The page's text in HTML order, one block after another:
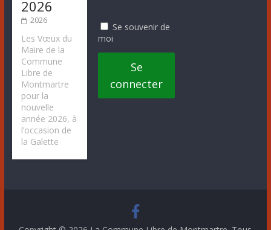
2026
2026
Les Vœux du
Maire de la
Commune
Libre de
Montmartre
pour la
nouvelle
année 2026, à
l’occasion de
la Galette
Se souvenir de
moi
Se
connecter